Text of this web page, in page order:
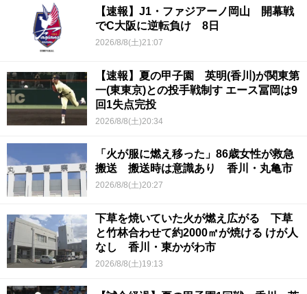
【速報】J1・ファジアーノ岡山 開幕戦
でC大阪に逆転負け 8日
2026/8/8(土)21:07
【速報】夏の甲子園 英明(香川)が関東第
一(東東京)との投手戦制す エース冨岡は9
回1失点完投
2026/8/8(土)20:34
「火が服に燃え移った」86歳女性が救急
搬送 搬送時は意識あり 香川・丸亀市
2026/8/8(土)20:27
下草を焼いていた火が燃え広がる 下草
と竹林合わせて約2000㎡が焼ける けが人
なし 香川・東かがわ市
2026/8/8(土)19:13